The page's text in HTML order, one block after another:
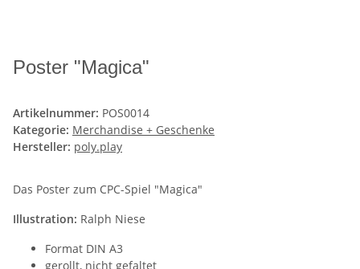
Poster "Magica"
Artikelnummer: POS0014
Kategorie: Merchandise + Geschenke
Hersteller: poly.play
Das Poster zum CPC-Spiel "Magica"
Illustration: Ralph Niese
Format DIN A3
gerollt, nicht gefaltet